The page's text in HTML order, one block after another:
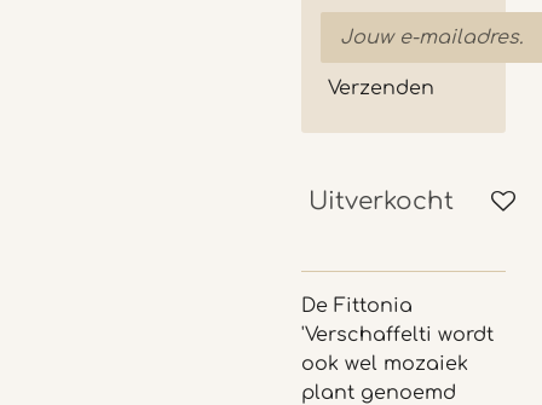
Verzenden
Uitverkocht
De Fittonia
'Verschaffelti wordt
ook wel mozaiek
plant genoemd